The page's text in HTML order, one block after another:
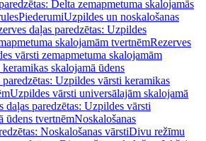
Delta zemapmetuma skalojamās
PiederumiUzpildes un noskalošanas
daļas paredzētas: Uzpildes
skalojamām tvertnēmRezerves
vārsti zemapmetuma skalojamām
skalojamā ūdens
paredzētas: Uzpildes vārsti keramikas
Uzpildes vārsti universālajām skalojamā
daļas paredzētas: Uzpildes vārsti
ūdens tvertnēmNoskalošanas
Noskalošanas vārstiDivu režīmu